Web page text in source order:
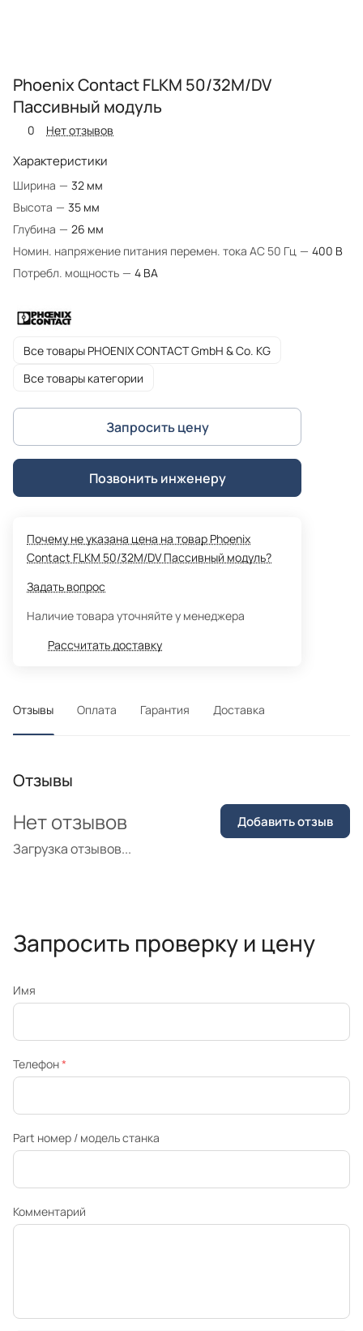
Phoenix Contact FLKM 50/32M/DV
Пассивный модуль
0 Нет отзывов
Характеристики
Ширина — 32 мм
Высота — 35 мм
Глубина — 26 мм
Номин. напряжение питания перемен. тока AC 50 Гц — 400 В
Потребл. мощность — 4 ВА
Все товары PHOENIX CONTACT GmbH & Co. KG
Все товары категории
Запросить цену
Позвонить инженеру
Почему не указана цена на товар Phoenix
Contact FLKM 50/32M/DV Пассивный модуль?
Задать вопрос
Наличие товара уточняйте у менеджера
Рассчитать доставку
Отзывы Оплата Гарантия Доставка
Отзывы
Загрузка отзывов...
Нет отзывов Добавить отзыв
Запросить проверку и цену
Имя
Телефон*
Part номер / модель станка
Комментарий